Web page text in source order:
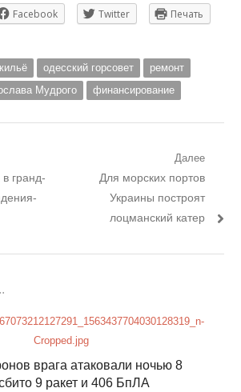
Facebook Twitter Печать
одесский горсовет
ремонт
Мудрого финансирование
гранд-
Далее
Следующий
пост:
Для морских портов
Украины построят
лоцманский катер
врага атаковали ночью 8
9 ракет и 406 БпЛА